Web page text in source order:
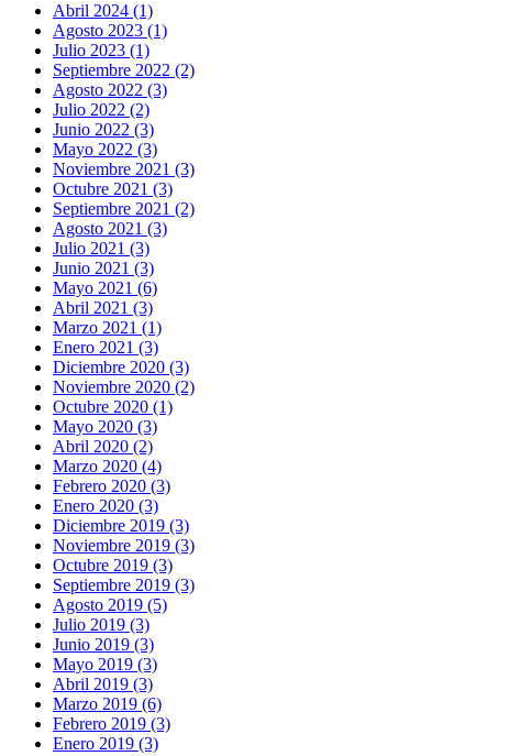
Abril 2024 (1)
Agosto 2023 (1)
Julio 2023 (1)
Septiembre 2022 (2)
Agosto 2022 (3)
Julio 2022 (2)
Junio 2022 (3)
Mayo 2022 (3)
Noviembre 2021 (3)
Octubre 2021 (3)
Septiembre 2021 (2)
Agosto 2021 (3)
Julio 2021 (3)
Junio 2021 (3)
Mayo 2021 (6)
Abril 2021 (3)
Marzo 2021 (1)
Enero 2021 (3)
Diciembre 2020 (3)
Noviembre 2020 (2)
Octubre 2020 (1)
Mayo 2020 (3)
Abril 2020 (2)
Marzo 2020 (4)
Febrero 2020 (3)
Enero 2020 (3)
Diciembre 2019 (3)
Noviembre 2019 (3)
Octubre 2019 (3)
Septiembre 2019 (3)
Agosto 2019 (5)
Julio 2019 (3)
Junio 2019 (3)
Mayo 2019 (3)
Abril 2019 (3)
Marzo 2019 (6)
Febrero 2019 (3)
Enero 2019 (3)